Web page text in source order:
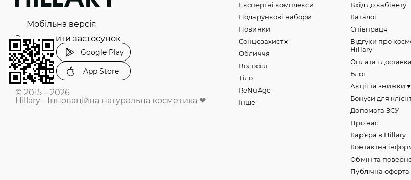
Мобільна версія
Завантажити застосунок
Google Play
App Store
© 2015—2026
Hillary - Інноваційна натуральна косметика ❤
Експертні комплекси
Подарункові набори
Новинки
Сонцезахист☀️
Обличчя
Волосся
Тіло
ReNuAge
Інше
Вхід до кабінету
Каталог
Співпраця
Відгуки про
Hillary
Оплата і доставка
Блог
Акції та знижки ♥️
Бонуси для
Допомога ЗСУ
Про нас
Карʼєра в Hillary
Контактна
Обмін та
Публічна оферта